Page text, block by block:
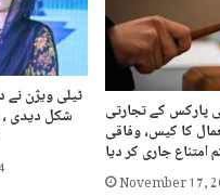
ٹیلی ویژن نے
شکل دیدی ، پارکس کے تجارتی
کا کیس، وفاقی
امتناع جاری کر دیا
November 17,